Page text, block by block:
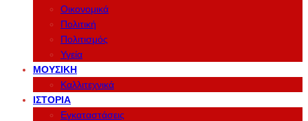
Οικονομικά
Πολιτική
Πολιτισμός
Υγεία
ΜΟΥΣΙΚΉ
Καλλιτεχνικά
ΙΣΤΟΡΊΑ
Εγκαταστάσεις